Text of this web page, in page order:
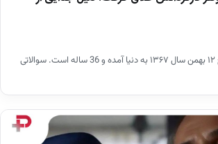
سولماز حسینی در تاریخ ۱۲ بهمن سال ۱۳۶۷ به دنیا آمده و 36 ساله است. سوالاتی